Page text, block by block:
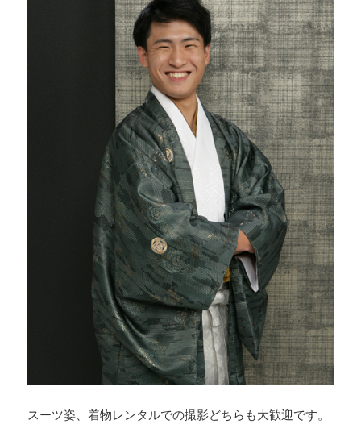
スーツ姿、着物レンタルでの撮影どちらも大歓迎です。